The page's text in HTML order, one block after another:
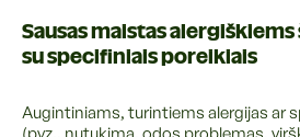
Sausas maistas
su specifiniais poreikiais
Augintiniams, turintiems alergijas ar